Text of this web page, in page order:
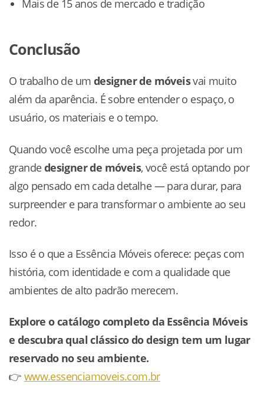
Mais de 15 anos de mercado e tradição
Conclusão
O trabalho de um designer de móveisvai muito
além da aparência. É sobre entender o espaço, o
usuário, os materiais e o tempo.
Quando você escolhe uma peça projetada por um
grandedesigner de móveis, você está optando por
algo pensado em cada detalhe — para durar, para
surpreender e para transformar o ambiente ao seu
redor.
Isso é o que a Essência Móveis oferece: peças com
história, com identidade e com a qualidade que
ambientes de alto padrão merecem.
Explore o catálogo completo da Essência Móveis
e descubra qual clássico do design tem um lugar
reservado no seu ambiente.
👉 www.essenciamoveis.com.br